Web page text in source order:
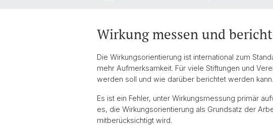
Grantee Review
Impact Investing
Förderer
Wirkung messen und
Die Wirkungsorientierung ist international zum
mehr Aufmerksamkeit. Für viele Stiftungen und
werden soll und wie darüber berichtet werden kann.
Es ist ein Fehler, unter Wirkungsmessung primär
es, die Wirkungsorientierung als Grundsatz der
mitberücksichtigt wird.